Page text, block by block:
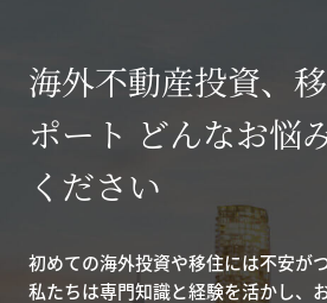
海外不動産投資、
ポート どんなお悩
ください
初めての海外投資や移住には不安が
私たちは専門知識と経験を活かし、